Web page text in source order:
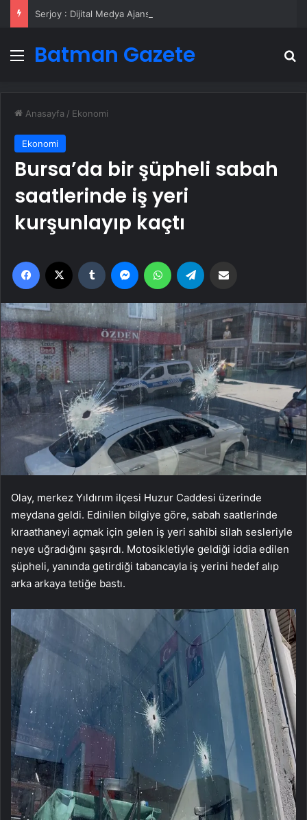
Menü
Batman Gazete
Anasayfa / Ekonomi
Ekonomi
Bursa’da bir şüpheli sabah
saatlerinde iş yeri
kurşunlayıp kaçtı
Facebook Tumblr MessengerWhatsApp
Olay, merkez Yıldırım ilçesi Huzur Caddesi üzerinde
meydana geldi. Edinilen bilgiye göre, sabah saatlerinde
kıraathaneyi açmak için gelen iş yeri sahibi silah sesleriyle
neye uğradığını şaşırdı. Motosikletiyle geldiği iddia edilen
şüpheli, yanında getirdiği tabancayla iş yerini hedef alıp
arka arkaya tetiğe bastı.